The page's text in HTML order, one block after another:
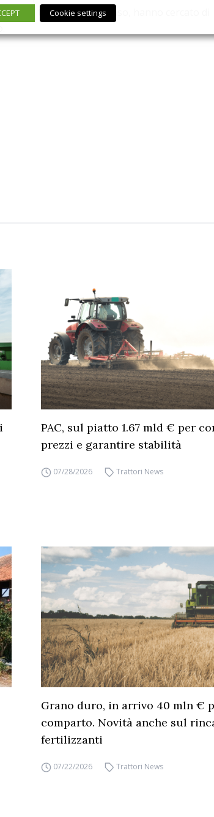
tutti i rilievi del caso, hanno cercato di
PAC, sul piatto 1.67 mld € per
prezzi e garantire stabilità
07/28/2026 Trattori News
Grano duro, in arrivo 40 mln €
comparto. Novità anche sul
fertilizzanti
07/22/2026 Trattori News
Cookie settings